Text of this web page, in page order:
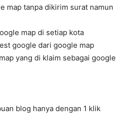
map tanpa dikirim surat namun
map di setiap kota
google dari google map
yang di klaim sebagai google
blog hanya dengan 1 klik